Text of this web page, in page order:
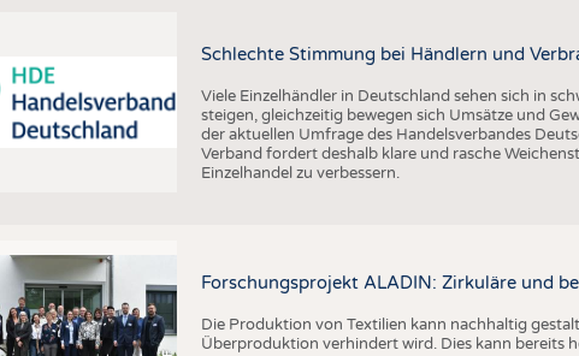
Schlechte Stimmung bei Händlern und
Viele Einzelhändler in Deutschland sehen sich in
steigen, gleichzeitig bewegen sich Umsätze und
der aktuellen Umfrage des Handelsverbandes
Verband fordert deshalb klare und rasche
Einzelhandel zu verbessern.
Forschungsprojekt ALADIN: Zirkuläre und
Die Produktion von Textilien kann nachhaltig
Überproduktion verhindert wird. Dies kann bereits